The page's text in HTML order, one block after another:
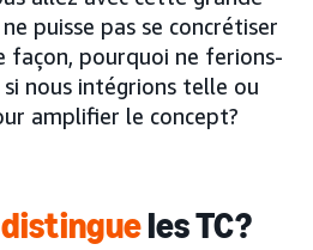
puisse pas se concrétiser
façon, pourquoi ne ferions-
si nous intégrions telle ou
amplifier le concept?
les TC?